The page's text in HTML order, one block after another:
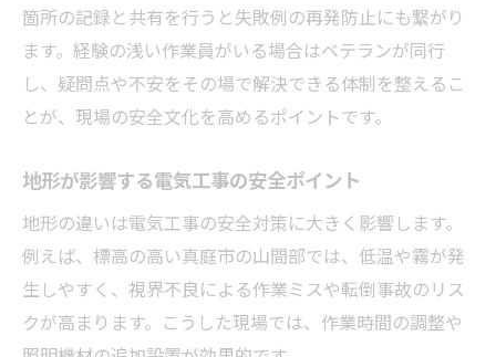
箇所の記録と共有を行うと失敗例の再発防止にも繋がり
ます。経験の浅い作業員がいる場合はベテランが同行
し、疑問点や不安をその場で解決できる体制を整えるこ
とが、現場の安全文化を高めるポイントです。
地形が影響する電気工事の安全ポイント
地形の違いは電気工事の安全対策に大きく影響します。
例えば、標高の高い真庭市の山間部では、低温や霧が発
生しやすく、視界不良による作業ミスや転倒事故のリス
クが高まります。こうした現場では、作業時間の調整や